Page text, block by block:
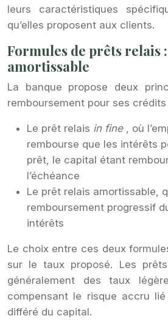
leurs caractéristiques
qu’elles proposent aux clients.
Formules de prêts relais
amortissable
La banque propose deux
remboursement pour ses crédits
Le prêt relais in fine
, où
rembourse que les intérêts
prêt, le capital étant
l’échéance
Le prêt relais amortissable,
remboursement progressif
intérêts
Le choix entre ces deux
sur le taux proposé. Les
généralement des taux
compensant le risque accru
différé du capital.